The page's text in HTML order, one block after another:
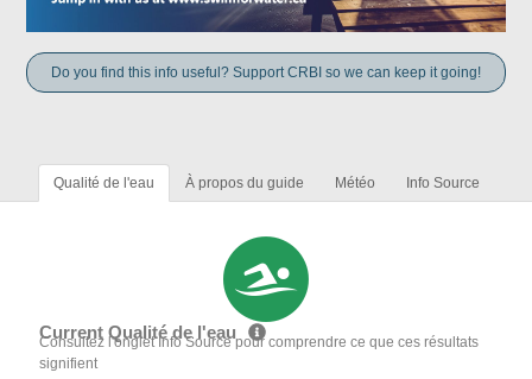
Do you find this info useful? Support CRBI so we can keep it going!
Qualité de l'eau À propos du guide Météo Info Source
Current Qualité de l'eau
Consultez l'onglet Info Source pour comprendre ce que ces résultats
signifient